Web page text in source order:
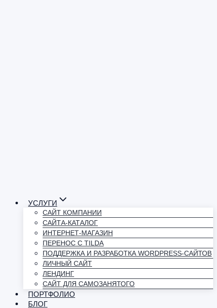
УСЛУГИ
САЙТ КОМПАНИИ
САЙТА-КАТАЛОГ
ИНТЕРНЕТ-МАГАЗИН
ПЕРЕНОС С TILDA
ПОДДЕРЖКА И РАЗРАБОТКА WORDPRESS-САЙТОВ
ЛИЧНЫЙ САЙТ
ЛЕНДИНГ
САЙТ ДЛЯ САМОЗАНЯТОГО
ПОРТФОЛИО
БЛОГ